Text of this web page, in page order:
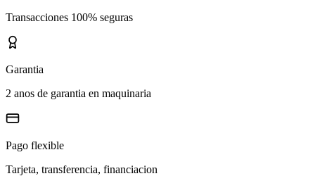
Transacciones 100% seguras
Garantia
2 anos de garantia en maquinaria
Pago flexible
Tarjeta, transferencia, financiacion